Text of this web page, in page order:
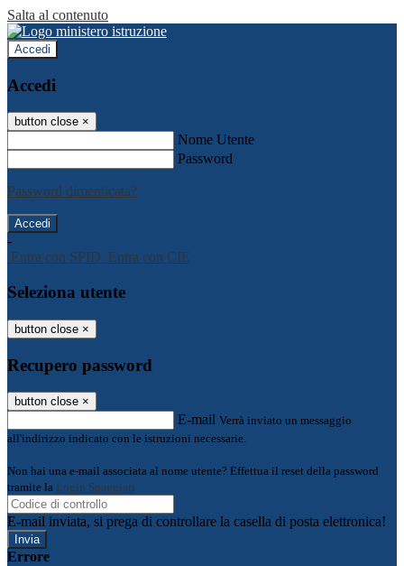
Salta al contenuto
Accedi
Accedi
button close ×
Nome Utente
Password
Password dimenticata?
-
Entra con SPID Entra con CIE
Seleziona utente
button close ×
Recupero password
button close ×
E-mail Verrà inviato un messaggio
all'indirizzo indicato con le istruzioni necessarie.
Non hai una e-mail associata al nome utente? Effettua il reset della password
tramite la Login Spaggiari
E-mail inviata, si prega di controllare la casella di posta elettronica!
Errore